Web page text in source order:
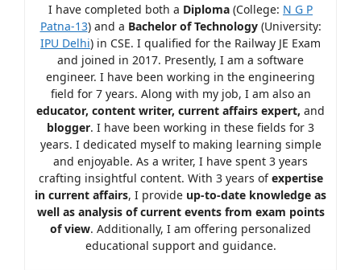
I have completed both a Diploma (College: N G P
Patna-13) and a Bachelor of Technology(University:
IPU Delhi) in CSE. I qualified for the Railway JE Exam
and joined in 2017. Presently, I am a software
engineer. I have been working in the engineering
field for 7 years. Along with my job, I am also an
educator, content writer, current affairs expert, and
blogger. I have been working in these fields for 3
years. I dedicated myself to making learning simple
and enjoyable. As a writer, I have spent 3 years
crafting insightful content. With 3 years ofexpertise
in current affairs, I provide up-to-date knowledge as
well as analysis of current events from exam points
of view. Additionally, I am offering personalized
educational support and guidance.